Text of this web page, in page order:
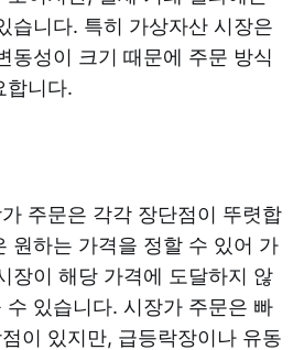
습니다. 특히 가상자산 시장은
동성이 크기 때문에 주문 방식
합니다.
주문은 각각 장단점이 뚜렷합
원하는 가격을 정할 수 있어 가
장이 해당 가격에 도달하지 않
수 있습니다. 시장가 주문은 빠
이 있지만, 급등락장이나 유동